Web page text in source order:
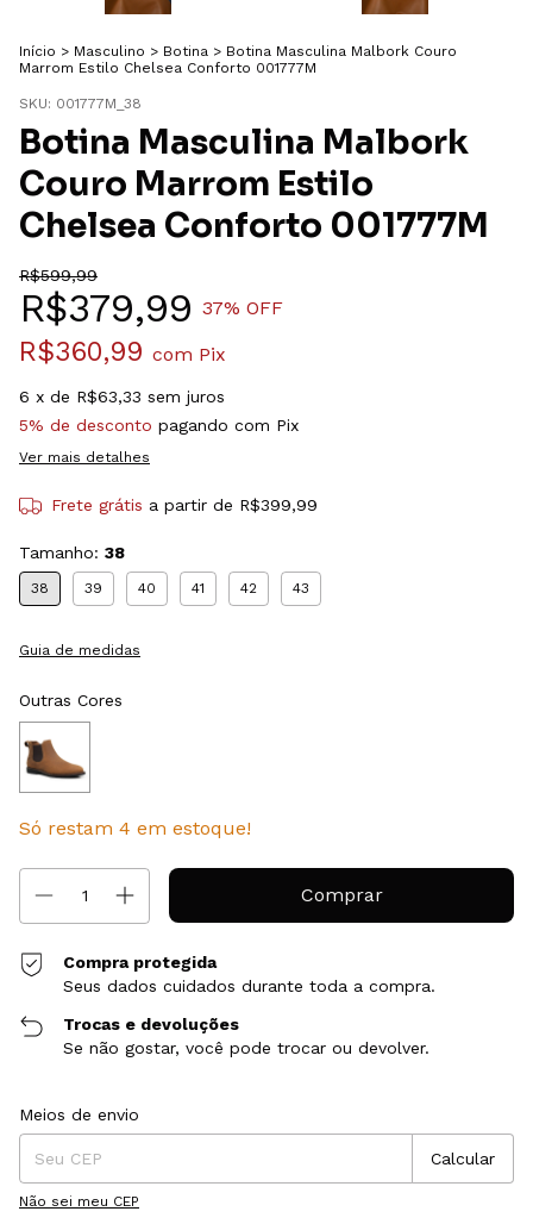
Início > Masculino > Botina > Botina Masculina Malbork Couro
Marrom Estilo Chelsea Conforto 001777M
SKU: 001777M_38
Botina Masculina Malbork
Couro Marrom Estilo
Chelsea Conforto 001777M
R$599,99
R$379,99 37% OFF
R$360,99 com Pix
6 x de R$63,33 sem juros
5% de desconto pagando com Pix
Ver mais detalhes
Frete grátis a partir de R$399,99
Tamanho: 38
38 39 40 41 42 43
Guia de medidas
Outras Cores
Só restam 4 em estoque!
Compra protegida
Seus dados cuidados durante toda a compra.
Trocas e devoluções
Se não gostar, você pode trocar ou devolver.
Entregas para o CEP:
Meios de envio
Calcular
Não sei meu CEP